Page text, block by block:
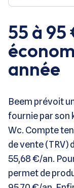
55 à
année
Beem prévoit
fournie par son
Wc. Compte
de vente (TRV)
55,68 €/an.
permet de